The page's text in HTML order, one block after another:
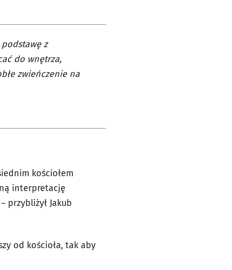
z
do wnętrza,
zwieńczenie na
kościołem
interpretację
przybliżył Jakub
od kościoła, tak aby